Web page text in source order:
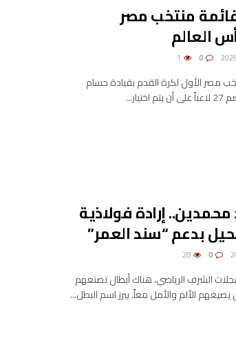
منتخب مصر
العالم
مصر الأول لكرة القدم بقيادة حسام
محمدين.. إرادة فولاذية
بدعم “سند العمر”
الشرف الرياضي، هناك أبطال تصنعهم
الألم والأمل معاً. يبرز اسم البطل...